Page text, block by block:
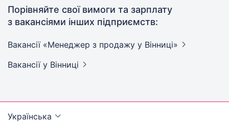
Порівняйте свої вимоги та зарплату
з вакансіями інших підприємств:
Вакансії «Менеджер з продажу у Вінниці»
Вакансії у Вінниці
Українська